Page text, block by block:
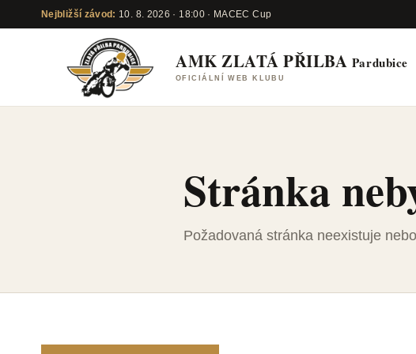
Nejbližší závod: 10. 8. 2026 · 18:00 · MACEC Cup
AMK ZLATÁ PŘILBA Pardubice
OFICIÁLNÍ WEB KLUBU
Stránka
Požadovaná stránka neexistuje